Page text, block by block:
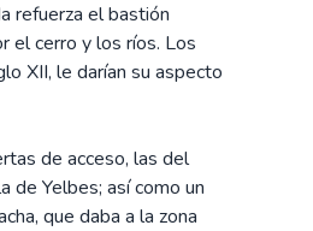
refuerza el bastión
el cerro y los ríos. Los
XII, le darían su aspecto
de acceso, las del
de Yelbes; así como un
que daba a la zona